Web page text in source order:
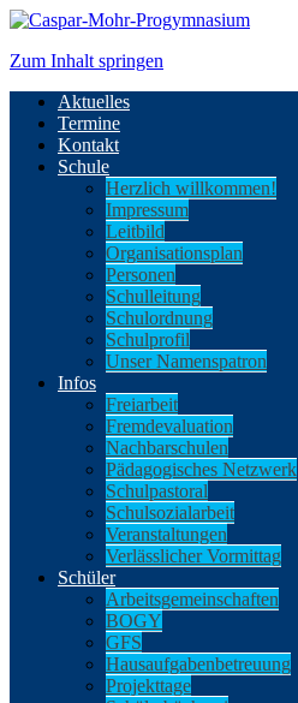
Zum Inhalt springen
Aktuelles
Termine
Kontakt
Schule
Herzlich willkommen!
Impressum
Leitbild
Organisationsplan
Personen
Schulleitung
Schulordnung
Schulprofil
Unser Namenspatron
Infos
Freiarbeit
Fremdevaluation
Nachbarschulen
Pädagogisches Netzwerk
Schulpastoral
Schulsozialarbeit
Veranstaltungen
Verlässlicher Vormittag
Schüler
Arbeitsgemeinschaften
BOGY
GFS
Hausaufgabenbetreuung
Projekttage